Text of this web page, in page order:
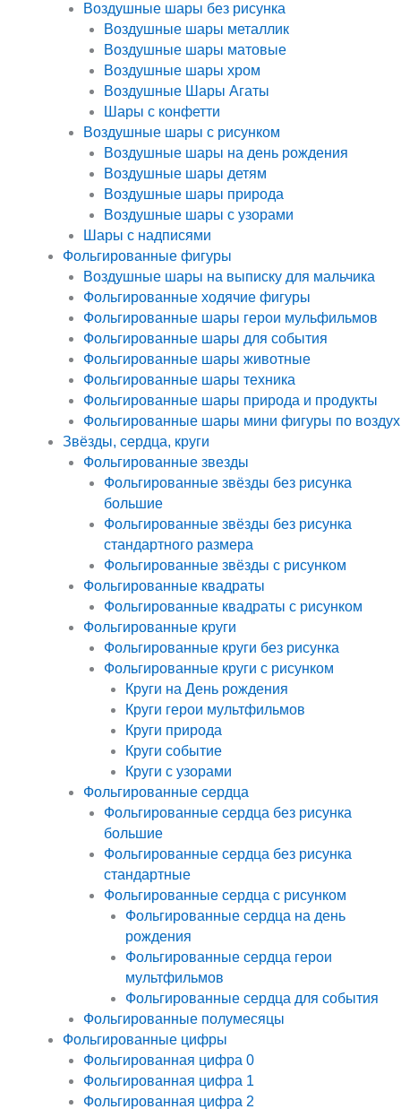
Воздушные шары без рисунка
Воздушные шары металлик
Воздушные шары матовые
Воздушные шары хром
Воздушные Шары Агаты
Шары с конфетти
Воздушные шары с рисунком
Воздушные шары на день рождения
Воздушные шары детям
Воздушные шары природа
Воздушные шары с узорами
Шары с надписями
Фольгированные фигуры
Воздушные шары на выписку для мальчика
Фольгированные ходячие фигуры
Фольгированные шары герои мульфильмов
Фольгированные шары для события
Фольгированные шары животные
Фольгированные шары техника
Фольгированные шары природа и продукты
Фольгированные шары мини фигуры по воздух
Звёзды, сердца, круги
Фольгированные звезды
Фольгированные звёзды без рисунка
большие
Фольгированные звёзды без рисунка
стандартного размера
Фольгированные звёзды с рисунком
Фольгированные квадраты
Фольгированные квадраты с рисунком
Фольгированные круги
Фольгированные круги без рисунка
Фольгированные круги с рисунком
Круги на День рождения
Круги герои мультфильмов
Круги природа
Круги событие
Круги с узорами
Фольгированные сердца
Фольгированные сердца без рисунка
большие
Фольгированные сердца без рисунка
стандартные
Фольгированные сердца с рисунком
Фольгированные сердца на день
рождения
Фольгированные сердца герои
мультфильмов
Фольгированные сердца для события
Фольгированные полумесяцы
Фольгированные цифры
Фольгированная цифра 0
Фольгированная цифра 1
Фольгированная цифра 2